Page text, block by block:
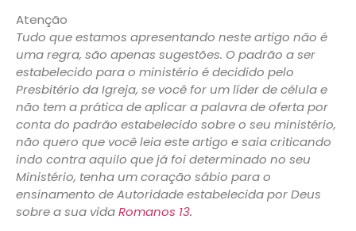
Atenção
Tudo que estamos apresentando neste artigo não é
uma regra, são apenas sugestões. O padrão a ser
estabelecido para o ministério é decidido pelo
Presbitério da Igreja, se você for um líder de célula e
não tem a prática de aplicar a palavra de oferta por
conta do padrão estabelecido sobre o seu ministério,
não quero que você leia este artigo e saia criticando
indo contra aquilo que já foi determinado no seu
Ministério, tenha um coração sábio para o
ensinamento de Autoridade estabelecida por Deus
sobre a sua vidaRomanos 13.